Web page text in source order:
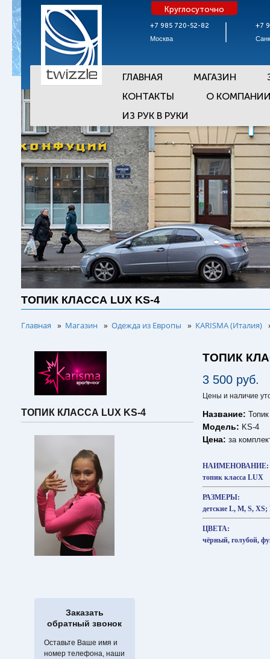
+7 985 720-52-82
Москва
Круглосуточно
+7
ГЛАВНАЯ МАГАЗИН
КОНТАКТЫ
О
ИЗ РУК В РУКИ
ТОПИК КЛАССА LUX KS-4
Главная » Магазин » Одежда из Европы » KARISMA (Италия)
ТОПИК КЛАССА LUX KS-4
Заказать
обратный звонок
Оставьте Ваше имя и
номер телефона, наши
ТОПИК
3 500 руб.
Цены и наличие
Название:
Модель: KS-4
Цена:за
НАИМЕНОВАНИЕ:
топик класса LUX
РАЗМЕРЫ:
детские L, M, S,
ЦВЕТА:
чёрный, голубой,